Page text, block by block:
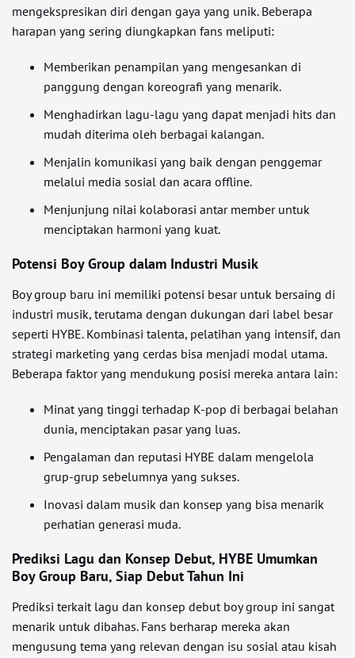
mengekspresikan diri dengan gaya yang unik. Beberapa
harapan yang sering diungkapkan fans meliputi:
Memberikan penampilan yang mengesankan di
panggung dengan koreografi yang menarik.
Menghadirkan lagu-lagu yang dapat menjadi hits dan
mudah diterima oleh berbagai kalangan.
Menjalin komunikasi yang baik dengan penggemar
melalui media sosial dan acara offline.
Menjunjung nilai kolaborasi antar member untuk
menciptakan harmoni yang kuat.
Potensi Boy Group dalam Industri Musik
Boy group baru ini memiliki potensi besar untuk bersaing di
industri musik, terutama dengan dukungan dari label besar
seperti HYBE. Kombinasi talenta, pelatihan yang intensif, dan
strategi marketing yang cerdas bisa menjadi modal utama.
Beberapa faktor yang mendukung posisi mereka antara lain:
Minat yang tinggi terhadap K-pop di berbagai belahan
dunia, menciptakan pasar yang luas.
Pengalaman dan reputasi HYBE dalam mengelola
grup-grup sebelumnya yang sukses.
Inovasi dalam musik dan konsep yang bisa menarik
perhatian generasi muda.
Prediksi Lagu dan Konsep Debut, HYBE Umumkan
Boy Group Baru, Siap Debut Tahun Ini
Prediksi terkait lagu dan konsep debut boy group ini sangat
menarik untuk dibahas. Fans berharap mereka akan
mengusung tema yang relevan dengan isu sosial atau kisah